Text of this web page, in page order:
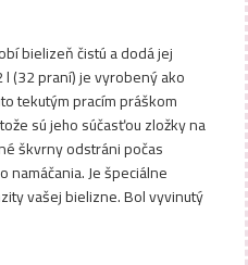
bielizeň čistú a dodá jej
l (32 praní) je vyrobený ako
tekutým pracím práškom
sú jeho súčasťou zložky na
škvrny odstráni počas
namáčania. Je špeciálne
vašej bielizne. Bol vyvinutý